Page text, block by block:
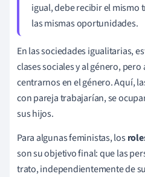
igual, debe recibir el mismo
las mismas oportunidades.
En las sociedades igualitarias,
clases sociales y al género,
centrarnos en el género. Aquí,
con pareja trabajarían, se
sus hijos.
Para algunas feministas, los
son su objetivo final: que las
trato, independientemente de